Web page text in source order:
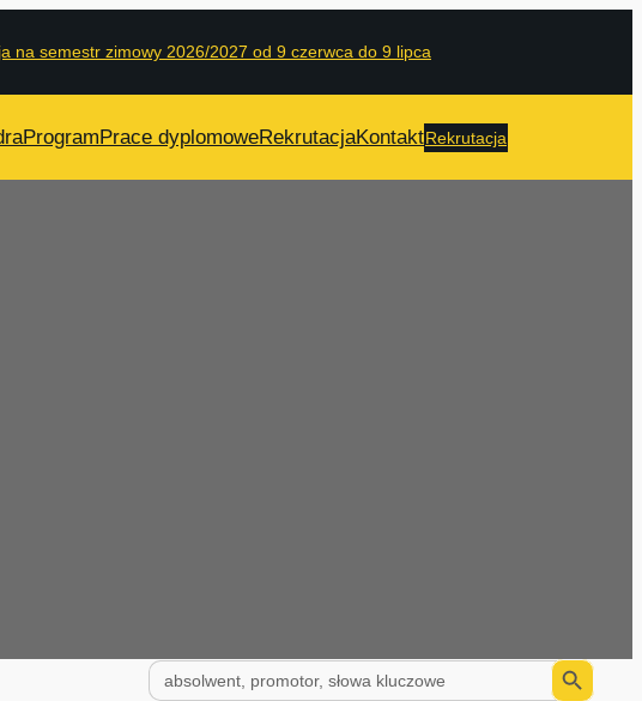
na semestr zimowy 2026/2027 od 9 czerwca do 9 lipca
ProgramPrace dyplomoweRekrutacjaKontaktRekrutacja
Search
for:
Search Button